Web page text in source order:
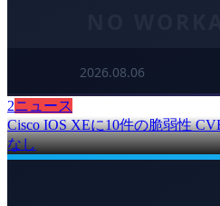
2ニュース
Cisco IOS XEに10件の脆弱性
なし